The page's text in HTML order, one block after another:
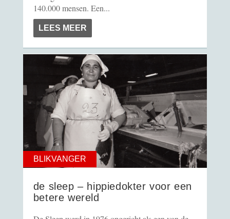
140.000 mensen. Een...
LEES MEER
BLIKVANGER
de sleep – hippiedokter voor een
betere wereld